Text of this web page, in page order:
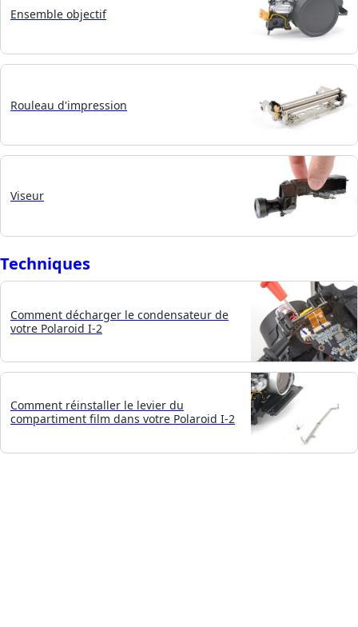
Ensemble objectif
Rouleau d'impression
Viseur
Techniques
Comment décharger le condensateur de
votre Polaroid I-2
Comment réinstaller le levier du
compartiment film dans votre Polaroid I-2